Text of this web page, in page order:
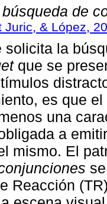
de
Juric, & López,
solicita la
que se
es que el
una
a
mismo. El
Reacción